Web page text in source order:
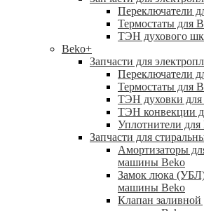
Переключатели
Термостаты для
ТЭН духового
Beko+
Запчасти для
Переключатели
Термостаты для
ТЭН духовки для
ТЭН конвекции
Уплотнители для
Запчасти для
Амортизаторы
машины Beko
Замок люка
машины Beko
Клапан заливной